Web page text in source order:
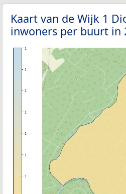
Kaart van de Wijk 1
inwoners per buurt in